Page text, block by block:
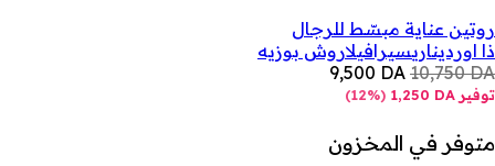
روتين عناية مبسّط للرجال
ذا اورديناريسيرافيلاروش بوزيه
10,750DA
9,500 DA
توفير 1,250 DA
(
12%
)
متوفر في المخزون